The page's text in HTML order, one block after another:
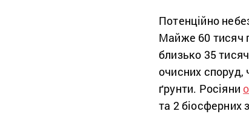
Потенційно
Майже 60 тисяч
близько 35
очисних споруд,
ґрунти. Росіяни
та 2 біосферних